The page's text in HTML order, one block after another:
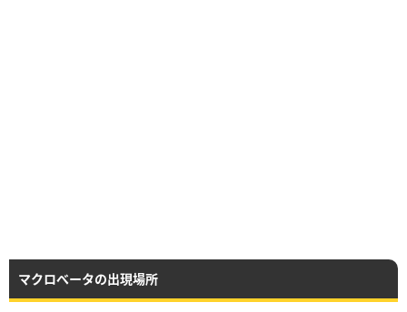
マクロべータの出現場所